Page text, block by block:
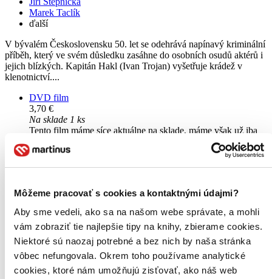
Môžeme pracovať s cookies a kontaktnými údajmi?
Aby sme vedeli, ako sa na našom webe správate, a mohli
vám zobraziť tie najlepšie tipy na knihy, zbierame cookies.
Niektoré sú naozaj potrebné a bez nich by naša stránka
vôbec nefungovala. Okrem toho používame analytické
cookies, ktoré nám umožňujú zisťovať, ako náš web
Marek Taclík
ďalší
V bývalém Československu 50. let se odehrává napínavý kriminální
příběh, který ve svém důsledku zasáhne do osobních osudů aktérů i
jejich blízkých. Kapitán Hakl (Ivan Trojan) vyšetřuje krádež v
klenotnictví....
DVD film
3,70 €
Na sklade 1 ks
Tento film máme síce aktuálne na sklade, máme však už iba
posledné kusy. Ak ho chcete mať rýchlo, ponáhľajte sa!
Dodanie ďalších môže trvať dlhšie, zvyčajne do šiestich dní.